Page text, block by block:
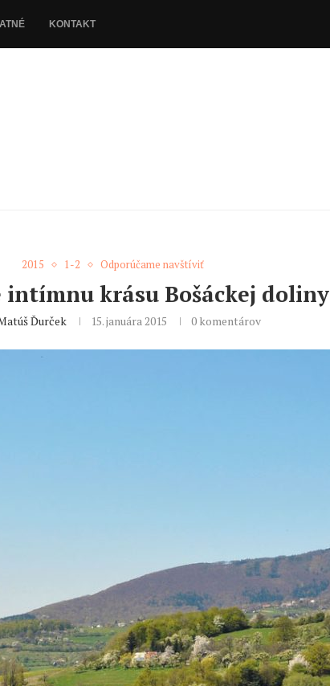
KONTAKT
2015 1-2 Odporúčame navštíviť
intímnu krásu Bošáckej doliny
Ďurček 15. januára 2015 0 komentárov